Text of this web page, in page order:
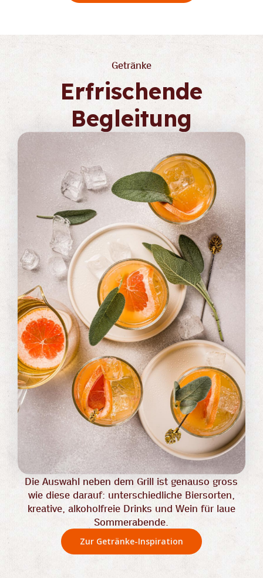
Getränke
Erfrischende
Begleitung
Die Auswahl neben dem Grill ist genauso gross
wie diese darauf: unterschiedliche Biersorten,
kreative, alkoholfreie Drinks und Wein für laue
Sommerabende.
Zur Getränke-Inspiration